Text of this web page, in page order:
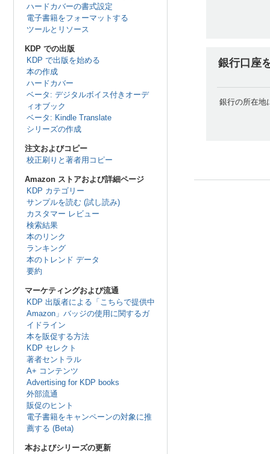
ハードカバーの書式設定
電子書籍をフォーマットする
ツールとリソース
KDP での出版
KDP で出版を始める
本の作成
ハードカバー
ベータ: デジタルボイス付きオーデ
ィオブック
ベータ: Kindle Translate
シリーズの作成
注文およびコピー
校正刷りと著者用コピー
Amazon ストアおよび詳細ページ
KDP カテゴリー
サンプルを読む (試し読み)
カスタマー レビュー
検索結果
本のリンク
ランキング
本のトレンド データ
要約
マーケティングおよび流通
KDP 出版者による「こちらで提供中
Amazon」バッジの使用に関するガ
イドライン
本を販促する方法
KDP セレクト
著者セントラル
A+ コンテンツ
Advertising for KDP books
外部流通
販促のヒント
電子書籍をキャンペーンの対象に推
薦する (Beta)
本およびシリーズの更新
銀行口座
銀行の所在地